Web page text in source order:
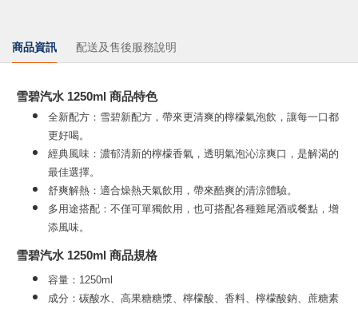
商品資訊 配送及售後服務說明
雪碧汽水 1250ml 商品特色
全新配方：雪碧新配方，帶來更清爽的檸檬氣泡飲，讓每一口都
更好喝。
經典風味：濃郁清新的檸檬香氣，透明氣泡沁涼爽口，是解渴的
最佳選擇。
舒爽解熱：適合燥熱天氣飲用，帶來酷爽的清涼體驗。
多用途搭配：不僅可單獨飲用，也可搭配各種雞尾酒或餐點，增
添風味。
雪碧汽水 1250ml 商品規格
容量：1250ml
成分：碳酸水、高果糖糖漿、檸檬酸、香料、檸檬酸鈉、蔗糖素